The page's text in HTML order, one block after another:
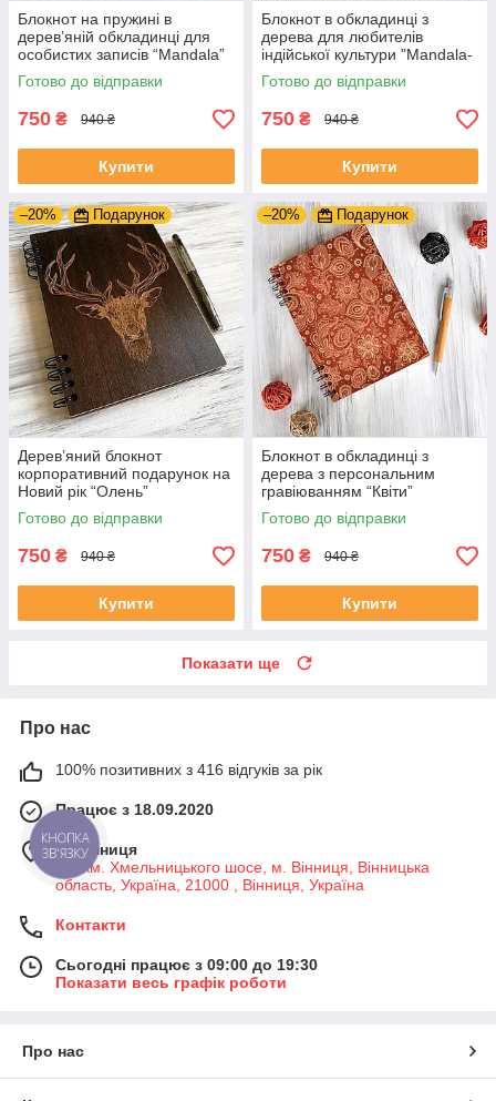
Блокнот на пружині в
дерев’яній обкладинці для
особистих записів “Mandala”
Готово до відправки
750 ₴ 940 ₴
Купити
Блокнот в обкладинці з
дерева для любителів
індійської культури "Mandala-
1"
Готово до відправки
750 ₴ 940 ₴
Купити
–20% Подарунок
Дерев’яний блокнот
корпоративний подарунок на
Новий рік “Олень”
Готово до відправки
750 ₴ 940 ₴
Купити
–20% Подарунок
Блокнот в обкладинці з
дерева з персональним
гравіюванням “Квіти”
Готово до відправки
750 ₴ 940 ₴
Купити
Показати ще
Про нас
100% позитивних з 416 відгуків за рік
Працює з 18.09.2020
м. Вінниця
7-й км. Хмельницького шосе, м. Вінниця, Вінницька
область, Україна, 21000 , Вінниця, Україна
Контакти
Сьогодні працює з 09:00 до 19:30
Показати весь графік роботи
Про нас
КНОПКА
ЗВ'ЯЗКУ